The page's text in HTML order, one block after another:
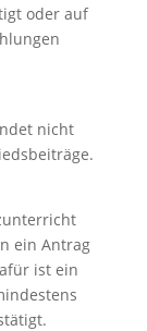
oder auf
nicht
ein Antrag
ist ein